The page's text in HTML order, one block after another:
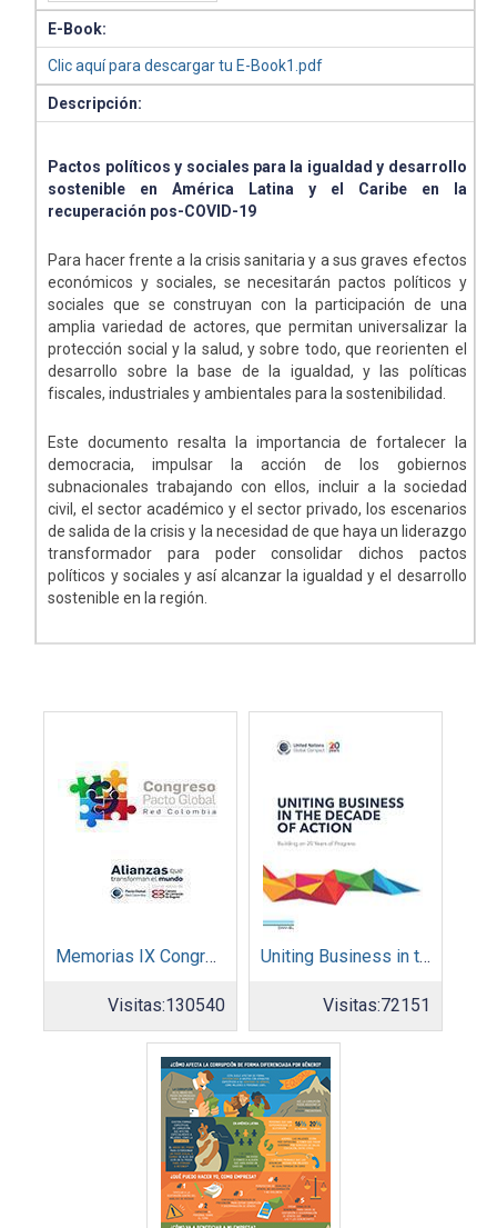
E-Book:
Clic aquí para descargar tu E-Book1.pdf
Descripción:
Pactos políticos y sociales para la igualdad y desarrollo
sostenible en América Latina y el Caribe en la
recuperación pos-COVID-19
Para hacer frente a la crisis sanitaria y a sus graves efectos
económicos y sociales, se necesitarán pactos políticos y
sociales que se construyan con la participación de una
amplia variedad de actores, que permitan universalizar la
protección social y la salud, y sobre todo, que reorienten el
desarrollo sobre la base de la igualdad, y las políticas
fiscales, industriales y ambientales para la sostenibilidad.
Este documento resalta la importancia de fortalecer la
democracia, impulsar la acción de los gobiernos
subnacionales trabajando con ellos, incluir a la sociedad
civil, el sector académico y el sector privado, los escenarios
de salida de la crisis y la necesidad de que haya un liderazgo
transformador para poder consolidar dichos pactos
políticos y sociales y así alcanzar la igualdad y el desarrollo
sostenible en la región.
Memorias IX Congreso Pacto Global 2019
Visitas:130540
Uniting Business in the Decade of Action
Visitas:72151